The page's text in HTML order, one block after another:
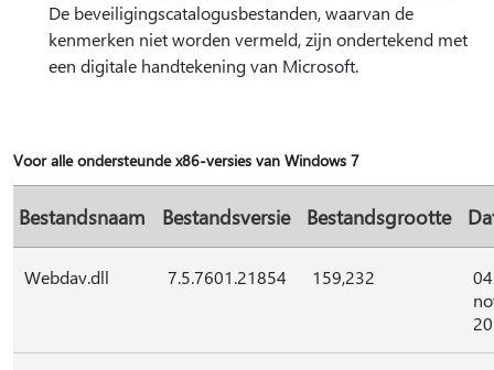
De beveiligingscatalogusbestanden, waarvan de
kenmerken niet worden vermeld, zijn ondertekend met
een digitale handtekening van Microsoft.
Voor alle ondersteunde x86-versies van Windows 7
Bestandsnaam Bestandsversie Bestandsgrootte
Webdav.dll 7.5.7601.21854 159,232